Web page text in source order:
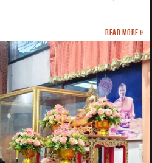
Read more »